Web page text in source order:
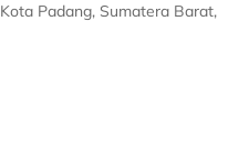
Padang, Sumatera Barat,